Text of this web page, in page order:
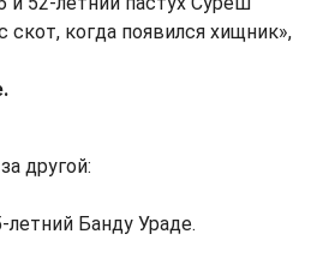
скот, когда появился хищник»,
другой:
Банду Ураде.